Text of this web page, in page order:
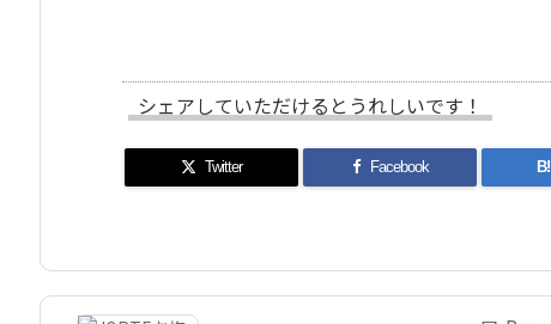
シェアしていただけるとうれしいです！
Twitter Facebook B!